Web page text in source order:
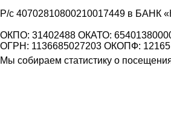
Р/с 40702810800210017449 в БАНК
ОКПО: 31402488 ОКАТО:
ОГРН: 1136685027203 ОКОПФ: 12165
Мы собираем статистику о